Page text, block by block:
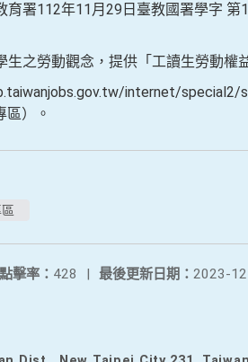
育署112年11月29日臺教國署學字
之勞動觀念，提供「工讀生勞動權
internet/
）。
最後更新日期： 2023-
點擊率： 428 |